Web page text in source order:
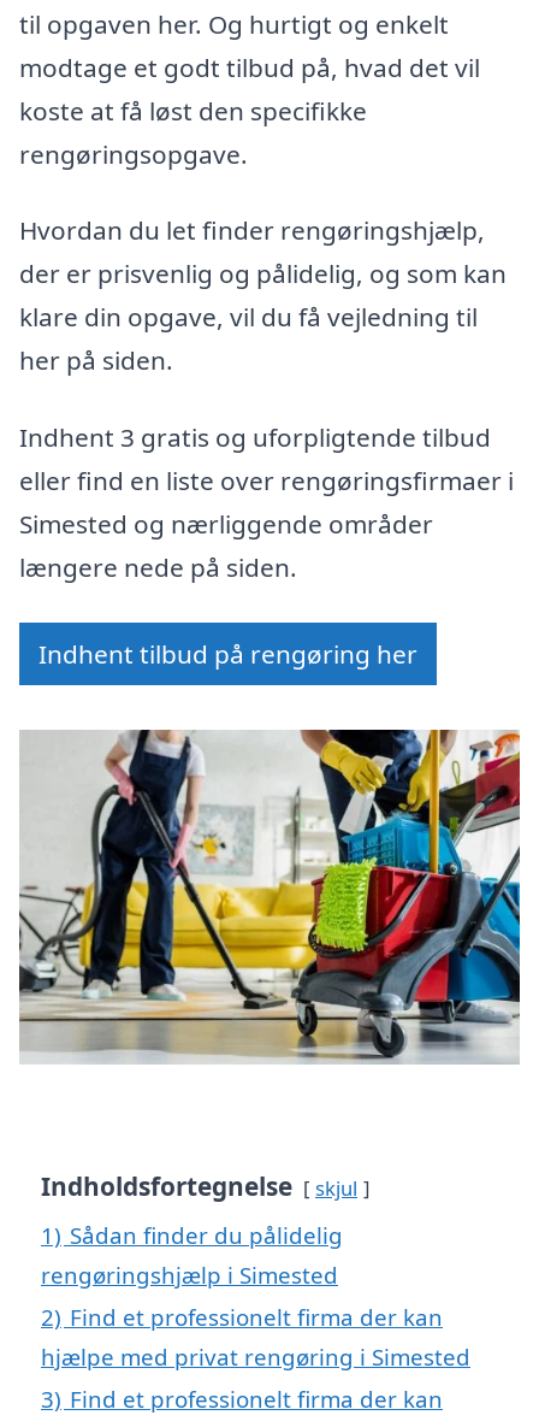
til opgaven her. Og hurtigt og enkelt
modtage et godt tilbud på, hvad det vil
koste at få løst den specifikke
rengøringsopgave.
Hvordan du let finder rengøringshjælp,
der er prisvenlig og pålidelig, og som kan
klare din opgave, vil du få vejledning til
her på siden.
Indhent 3 gratis og uforpligtende tilbud
eller find en liste over rengøringsfirmaer i
Simested og nærliggende områder
længere nede på siden.
Indhent tilbud på rengøring her
Indholdsfortegnelse skjul
1) Sådan finder du pålidelig
rengøringshjælp i Simested
2) Find et professionelt firma der kan
hjælpe med privat rengøring i Simested
3) Find et professionelt firma der kan